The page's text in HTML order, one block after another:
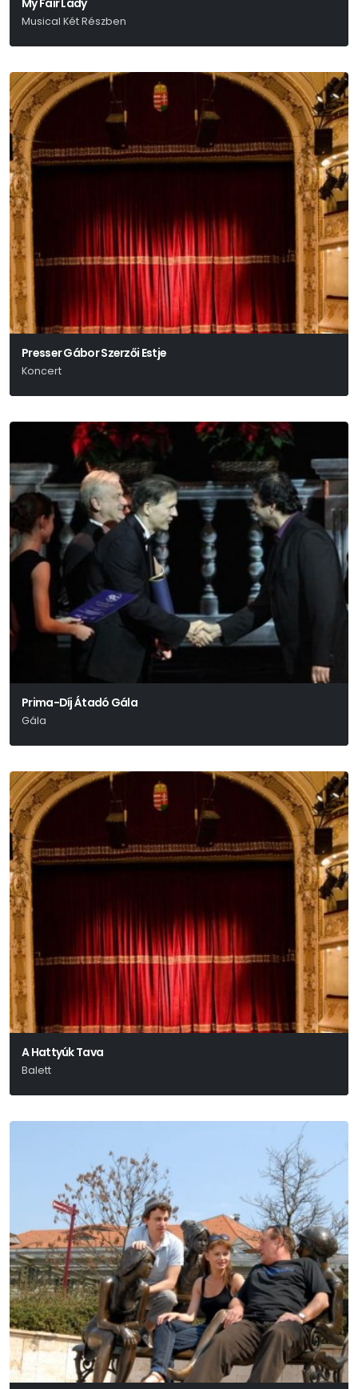
Musical Két Részben
Presser Gábor Szerzői Estje
Koncert
Prima-Díj Átadó Gála
Gála
A Hattyúk Tava
Balett